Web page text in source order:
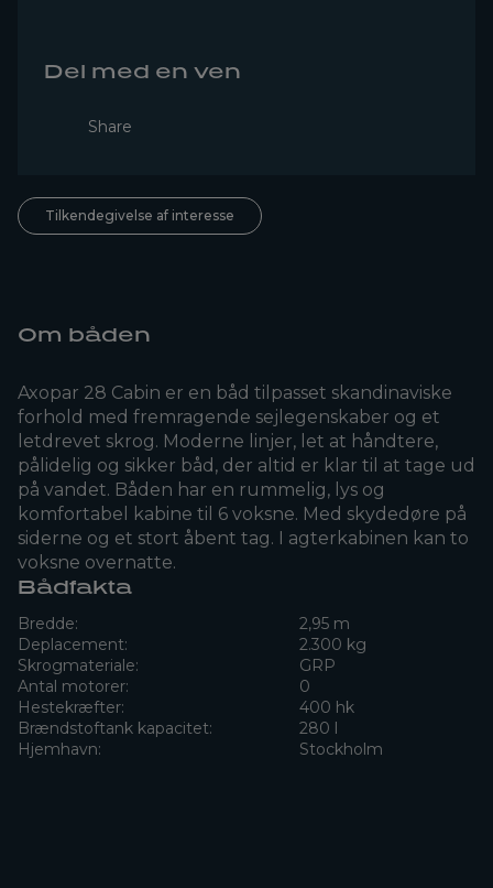
Del med en ven
Share
Tilkendegivelse af interesse
Om båden
Axopar 28 Cabin er en båd tilpasset skandinaviske
forhold med fremragende sejlegenskaber og et
letdrevet skrog. Moderne linjer, let at håndtere,
pålidelig og sikker båd, der altid er klar til at tage ud
på vandet. Båden har en rummelig, lys og
komfortabel kabine til 6 voksne. Med skydedøre på
siderne og et stort åbent tag. I agterkabinen kan to
voksne overnatte.
Bådfakta
Bredde:
2,95 m
Deplacement:
2.300 kg
Skrogmateriale:
GRP
Antal motorer:
0
Hestekræfter:
400 hk
Brændstoftank kapacitet:
280 l
Hjemhavn:
Stockholm